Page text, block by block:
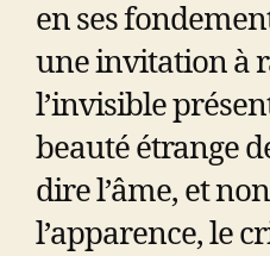
en ses
une invitation à
l’invisible
beauté étrange
dire l’âme, et
l’apparence, le